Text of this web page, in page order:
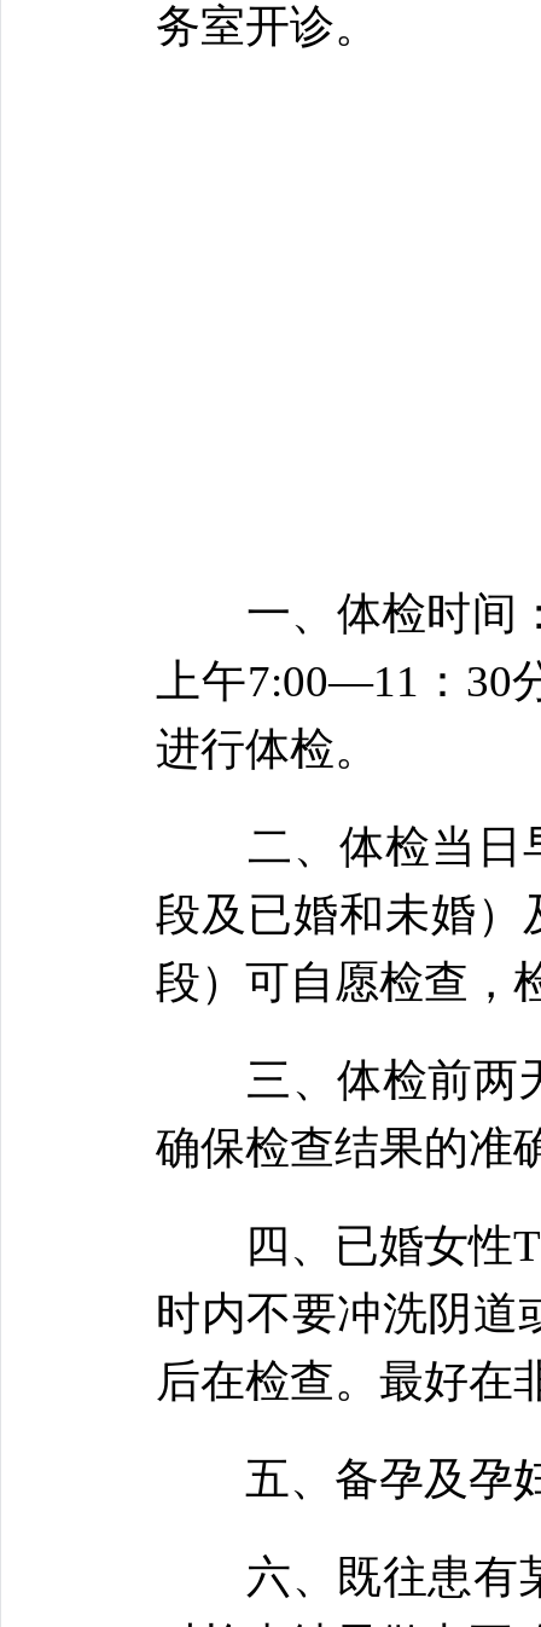
务室开诊。
一、体检时间：
上午7:00—11：
进行体检。
二、体检当日早
段及已婚和未婚
段）可自愿检查，
三、体检前两天
确保检查结果的准
四、已婚女性
时内不要冲洗阴道
后在检查。最好在
五、备孕及孕妇
六、既往患有某